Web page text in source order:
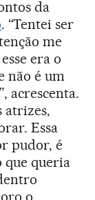
da
. “Tentei ser
me
era o
não é um
acrescenta.
atrizes,
Essa
pudor, é
que queria
o